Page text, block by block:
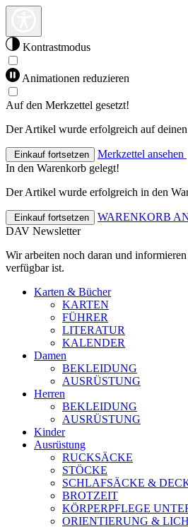
Kontrastmodus
Animationen reduzieren
Auf den Merkzettel gesetzt!
Der Artikel wurde erfolgreich auf
Einkauf fortsetzen
Merkzettel ansehen
In den Warenkorb gelegt!
Der Artikel wurde erfolgreich in den
Einkauf fortsetzen
WARENKORB
DAV Newsletter
Wir arbeiten noch daran und
verfügbar ist.
Karten & Bücher
KARTEN
FÜHRER
LITERATUR
KALENDER
Damen
BEKLEIDUNG
AUSRÜSTUNG
Herren
BEKLEIDUNG
AUSRÜSTUNG
Kinder
Ausrüstung
RUCKSÄCKE
STÖCKE
SCHLAFSÄCKE &
BROTZEIT
KÖRPERPFLEGE
ORIENTIERUNG &